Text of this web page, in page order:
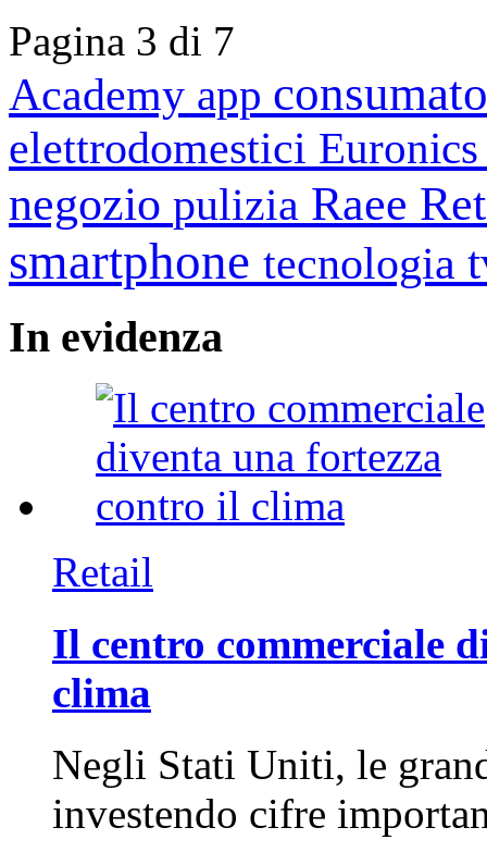
Pagina 3 di 7
Academy app
elettrodomestici
negozio pulizia Raee
smartphone tecnologia
In evidenza
Retail
Il centro commerciale
clima
Negli Stati Uniti, le
investendo cifre